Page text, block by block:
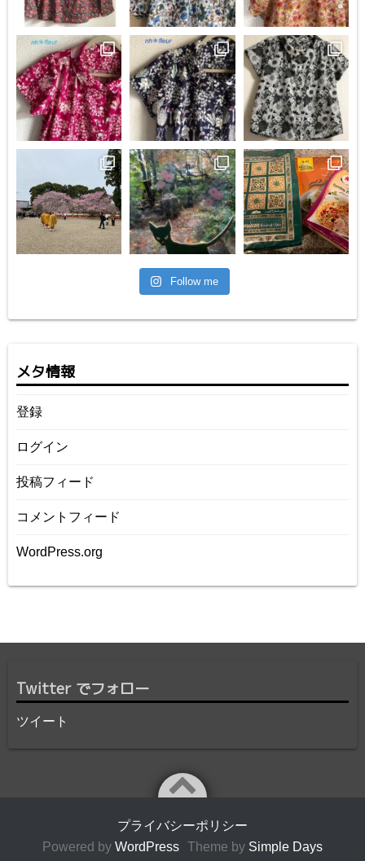
Follow me
メタ情報
登録
ログイン
投稿フィード
コメントフィード
WordPress.org
Twitter でフォロー
ツイート
プライバシーポリシー
Powered by WordPress Theme by Simple Days